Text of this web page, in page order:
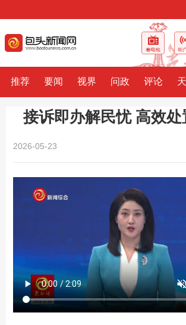
推荐 要闻 视界 问政 评论
接诉即办解民忧 高效处
2026-05-23